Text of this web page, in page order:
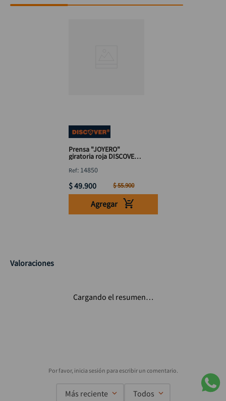
Prensa "JOYERO"
giratoria roja DISCOVER
: 14850
$49.900 $55.900
Agregar
Valoraciones
Cargando el resumen…
Más reciente Todos